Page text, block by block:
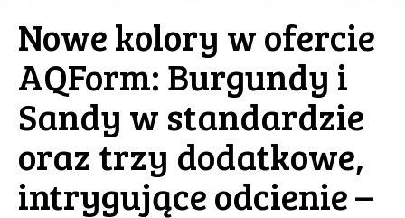
Nowe kolory w ofercie
AQForm: Burgundy i
Sandy w standardzie
oraz trzy dodatkowe,
intrygujące odcienie –